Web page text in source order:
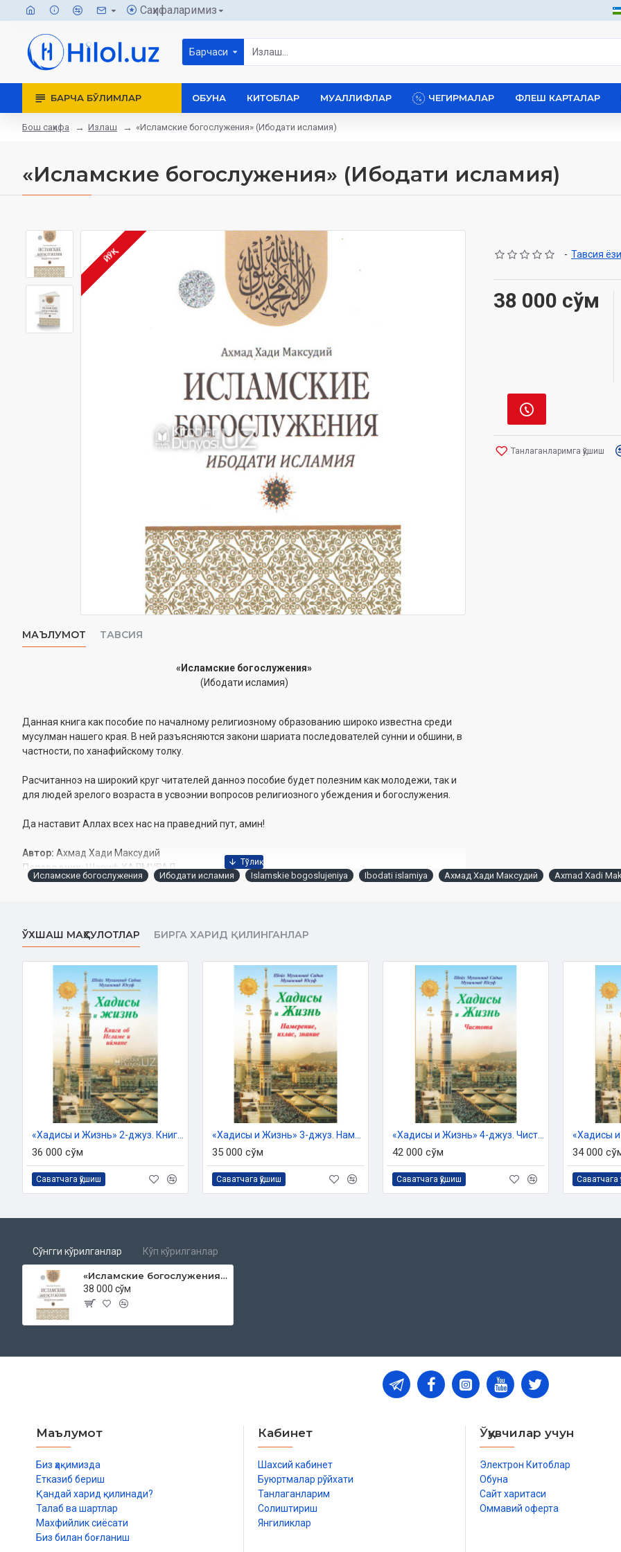
Саҳифаларимиз
Барчаси
БАРЧА БЎЛИМЛАР ОБУНА КИТОБЛАР МУАЛЛИФЛАР ЧЕГИРМАЛАР ФЛЕШ КАРТАЛАР
Бош саҳифа Излаш «Исламские богослужения» (Ибодати исламия)
«Исламские богослужения» (Ибодати исламия)
ЙЎҚ
МАЪЛУМОТ ТАВСИЯ
«Исламские богослужения»
(Ибодати исламия)
Данная книга как пособие по началному религиозному образованию широко известна среди
мусулман нашего края. В ней разъясняются закони шариата последователей сунни и обшини, в
частности, по ханафийскому толку.
Расчитанноэ на широкий круг читателей данноэ пособие будет полезним как молодежи, так и
для людей зрелого возраста в усвоэнии вопросов религиозного убеждения и богослужения.
Да наставит Аллах всех нас на праведний пут, амин!
Автор: Ахмад Хади Максудий
Переводчик:Шариф ХАЛМУРАД
Издательство:«Zamin nashr»
Размер:60×901/16
Подготовлено к изданию на основе рекомендатсии №03-07/1809 от 23 марта 2021 г.
Комитета по делам религии при Кабинете Министров Республики Узбекистан.
- Тавсия
38 000 сўм
Танлаганларимга қўшиш
Исламские богослужения Ибодати исламия Islamskie bogoslujeniya Ibodati islamiya Ахмад Хади Максудий Axmad Xadi
ЎХШАШ МАҲСУЛОТЛАР БИРГА ХАРИД ҚИЛИНГАНЛАР
36 000 сўм
Саватчага қўшиш
35 000 сўм
Саватчага қўшиш
42 000 сўм
Саватчага қўшиш
34 000
Саватчага
Сўнгги кўрилганлар Кўп кўрилганлар
«Исламские богослужения» (Ибодати исламия)
38 000 сўм
Маълумот
Биз ҳақимизда
Етказиб бериш
Қандай харид қилинади?
Талаб ва шартлар
Махфийлик сиёсати
Биз билан боғланиш
Кабинет
Шахсий кабинет
Буюртмалар рўйхати
Танлаганларим
Солиштириш
Янгиликлар
Ўқувчилар учун
Электрон Китоблар
Обуна
Сайт харитаси
Оммавий оферта